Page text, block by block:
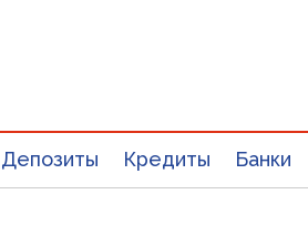
Депозиты Кредиты Банки